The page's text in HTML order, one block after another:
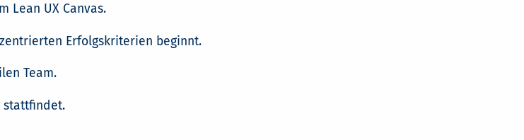
Lean UX Canvas.
Erfolgskriterien beginnt.
Team.
stattfindet.